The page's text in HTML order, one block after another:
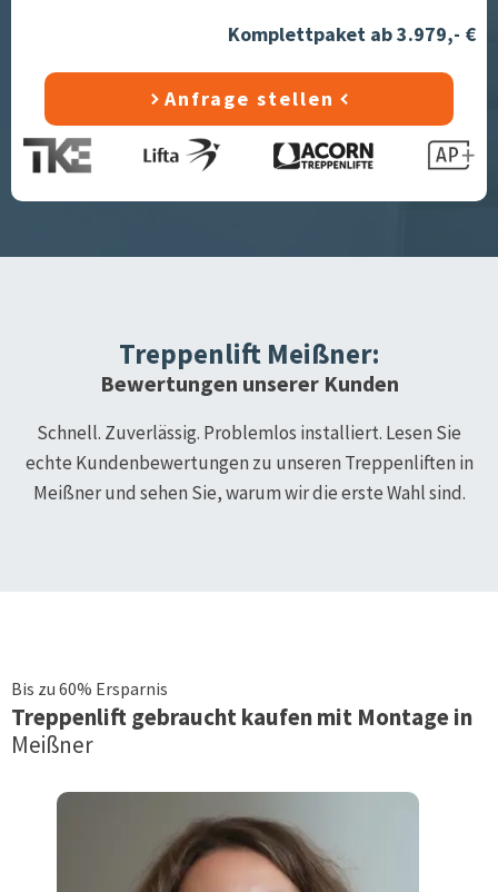
Komplettpaket ab 3.979,- €
Anfrage stellen
Treppenlift Meißner:
Bewertungen unserer Kunden
Schnell. Zuverlässig. Problemlos installiert. Lesen Sie
echte Kundenbewertungen zu unseren Treppenliften in
Meißnerund sehen Sie, warum wir die erste Wahl sind.
Bis zu 60% Ersparnis
Treppenliftgebraucht kaufen mit Montage in
Meißner